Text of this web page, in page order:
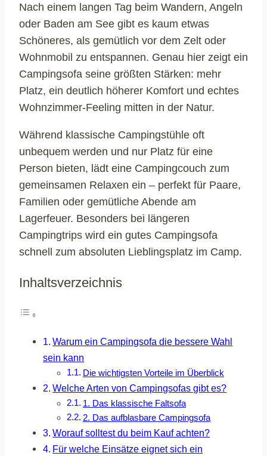
Nach einem langen Tag beim Wandern, Angeln
oder Baden am See gibt es kaum etwas
Schöneres, als gemütlich vor dem Zelt oder
Wohnmobil zu entspannen. Genau hier zeigt ein
Campingsofa seine größten Stärken: mehr
Platz, ein deutlich höherer Komfort und echtes
Wohnzimmer-Feeling mitten in der Natur.
Während klassische Campingstühle oft
unbequem werden und nur Platz für eine
Person bieten, lädt eine Campingcouch zum
gemeinsamen Relaxen ein – perfekt für Paare,
Familien oder gemütliche Abende am
Lagerfeuer. Besonders bei längeren
Campingtrips wird ein gutes Campingsofa
schnell zum absoluten Lieblingsplatz im Camp.
Inhaltsverzeichnis
Warum ein Campingsofa die bessere Wahl
sein kann
Die wichtigsten Vorteile im Überblick
Welche Arten von Campingsofas gibt es?
1. Das klassische Faltsofa
2. Das aufblasbare Campingsofa
Worauf solltest du beim Kauf achten?
Für welche Einsätze eignet sich ein